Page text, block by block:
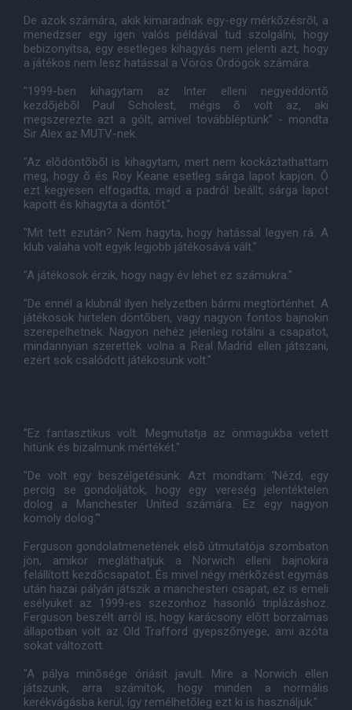
De azok számára, akik kimaradnak egy-egy mérkõzésrõl, a
menedzser egy igen valós példával tud szolgálni, hogy
bebizonyítsa, egy esetleges kihagyás nem jelenti azt, hogy
a játékos nem lesz hatással a Vörös Ördögök számára.
"1999-ben kihagytam az Inter elleni negyeddöntõ
kezdõjébõl Paul Scholest, mégis õ volt az, aki
megszerezte azt a gólt, amivel továbbléptünk" - mondta
Sir Alex az MUTV-nek.
"Az elõdöntõbõl is kihagytam, mert nem kockáztathattam
meg, hogy õ és Roy Keane esetleg sárga lapot kapjon. Õ
ezt kegyesen elfogadta, majd a padról beállt, sárga lapot
kapott és kihagyta a döntõt."
"Mit tett ezután? Nem hagyta, hogy hatással legyen rá. A
klub valaha volt egyik legjobb játékosává vált."
"A játékosok érzik, hogy nagy év lehet ez számukra."
"De ennél a klubnál ilyen helyzetben bármi megtörténhet. A
játékosok hirtelen döntõben, vagy nagyon fontos bajnokin
szerepelhetnek. Nagyon nehéz jelenleg rotálni a csapatot,
mindannyian szerettek volna a Real Madrid ellen játszani,
ezért sok csalódott játékosunk volt."
"Ez fantasztikus volt. Megmutatja az önmagukba vetett
hitünk és bizalmunk mértékét."
"De volt egy beszélgetésünk. Azt mondtam: 'Nézd, egy
percig se gondoljátok, hogy egy vereség jelentéktelen
dolog a Manchester United számára. Ez egy nagyon
komoly dolog.'"
Ferguson gondolatmenetének elsõ útmutatója szombaton
jön, amikor megláthatjuk a Norwich elleni bajnokira
felállított kezdõcsapatot. És mivel négy mérkõzést egymás
után hazai pályán játszik a manchesteri csapat, ez is emeli
esélyüket az 1999-es szezonhoz hasonló triplázáshoz.
Ferguson beszélt arról is, hogy karácsony elõtt borzalmas
állapotban volt az Old Trafford gyepszõnyege, ami azóta
sokat változott.
"A pálya minõsége óriásit javult. Mire a Norwich ellen
játszunk, arra számítok, hogy minden a normális
kerékvágásba kerül, így remélhetõleg ezt ki is használjuk."